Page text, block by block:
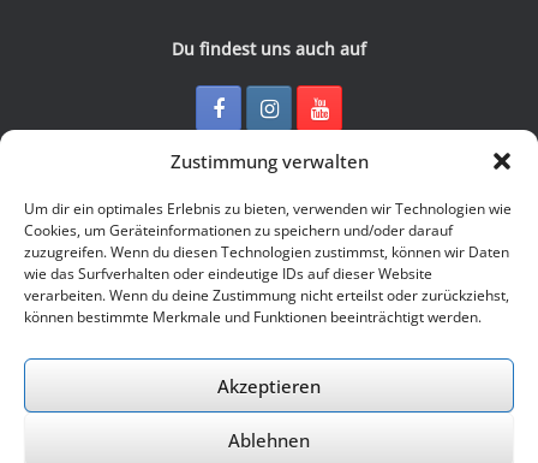
Zustimmung verwalten
Um dir ein optimales Erlebnis zu bieten, verwenden wir Technologien wie
Cookies, um Geräteinformationen zu speichern und/oder darauf
zuzugreifen. Wenn du diesen Technologien zustimmst, können wir Daten
wie das Surfverhalten oder eindeutige IDs auf dieser Website
verarbeiten. Wenn du deine Zustimmung nicht erteilst oder zurückziehst,
können bestimmte Merkmale und Funktionen beeinträchtigt werden.
Akzeptieren
Ablehnen
Du findest uns auch auf
Kontakt
Junge Presse Niedersachsen e.V.
Rückertstraße 10
30169 Hannover
© 2026 Junge Presse Niedersachsen e.V.